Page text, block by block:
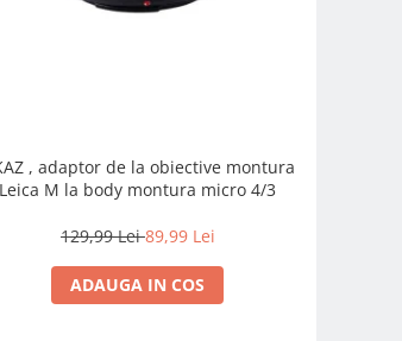
, adaptor de la obiective montura
Leica M la body montura micro 4/3
129,99 Lei89,99 Lei
ADAUGA IN COS